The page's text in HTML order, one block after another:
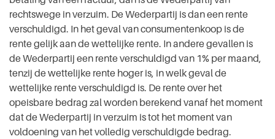
rechtswege in verzuim. De Wederpartij is dan een rente
verschuldigd. In het geval van consumentenkoop is de
rente gelijk aan de wettelijke rente. In andere gevallen is
de Wederpartij een rente verschuldigd van 1% per maand,
tenzij de wettelijke rente hoger is, in welk geval de
wettelijke rente verschuldigd is. De rente over het
opeisbare bedrag zal worden berekend vanaf het moment
dat de Wederpartij in verzuim is tot het moment van
voldoening van het volledig verschuldigde bedrag.